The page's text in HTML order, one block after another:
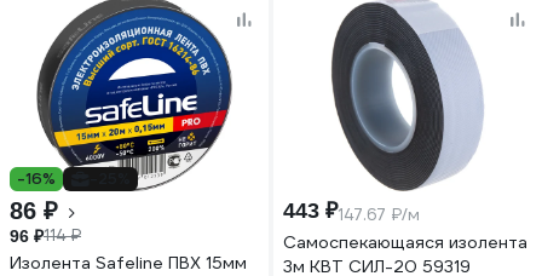
-16%
86 ₽
96 ₽114 ₽
Изолента Safeline ПВХ 15мм
443 ₽147.67 ₽/м
Самоспекающаяся изолента
3м КВТ СИЛ-20 59319